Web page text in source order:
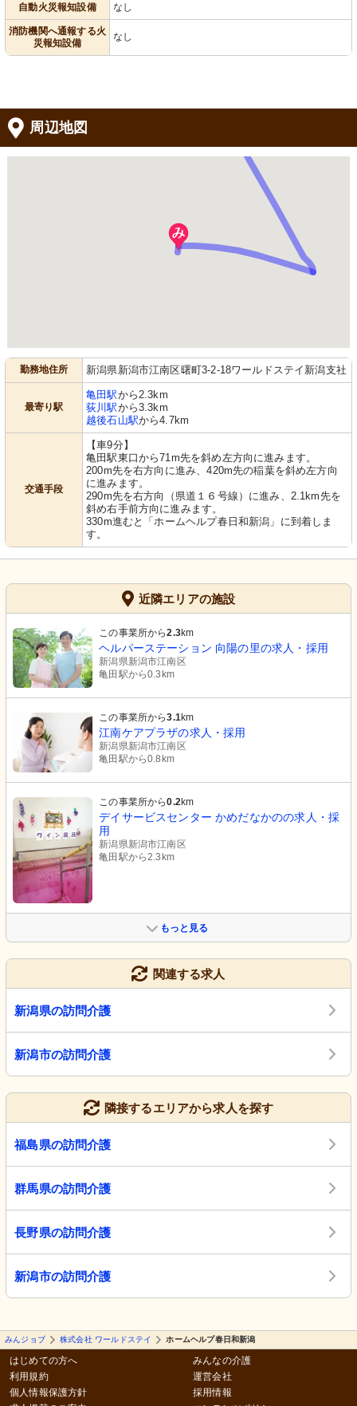
自動火災報知設備 なし
消防機関へ通報する火
災報知設備
なし
周辺地図
勤務地住所 新潟県新潟市江南区曙町3-2-18ワールドステイ新潟支社
最寄り駅
亀田駅から2.3km
荻川駅から3.3km
越後石山駅から4.7km
交通手段
【車9分】
亀田駅東口から71m先を斜め左方向に進みます。
200m先を右方向に進み、420m先の稲葉を斜め左方向
に進みます。
290m先を右方向（県道１６号線）に進み、2.1km先を
斜め右手前方向に進みます。
330m進むと「ホームヘルプ春日和新潟」に到着しま
す。
近隣エリアの施設
この事業所から2.3km
ヘルパーステーション 向陽の里の求人・採用
新潟県新潟市江南区
亀田駅から0.3km
この事業所から3.1km
江南ケアプラザの求人・採用
新潟県新潟市江南区
亀田駅から0.8km
この事業所から0.2km
デイサービスセンター かめだなかのの求人・採
用
新潟県新潟市江南区
亀田駅から2.3km
もっと見る
関連する求人
新潟県の訪問介護
新潟市の訪問介護
隣接するエリアから求人を探す
福島県の訪問介護
群馬県の訪問介護
長野県の訪問介護
新潟市の訪問介護
みんジョブ 株式会社 ワールドステイ ホームヘルプ春日和新潟
はじめての方へ
利用規約
個人情報保護方針
みんなの介護
運営会社
採用情報